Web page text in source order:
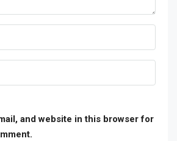
and website in this browser for